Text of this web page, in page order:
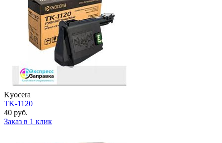
Kyocera
TK-1120
40 руб.
Заказ в 1 клик